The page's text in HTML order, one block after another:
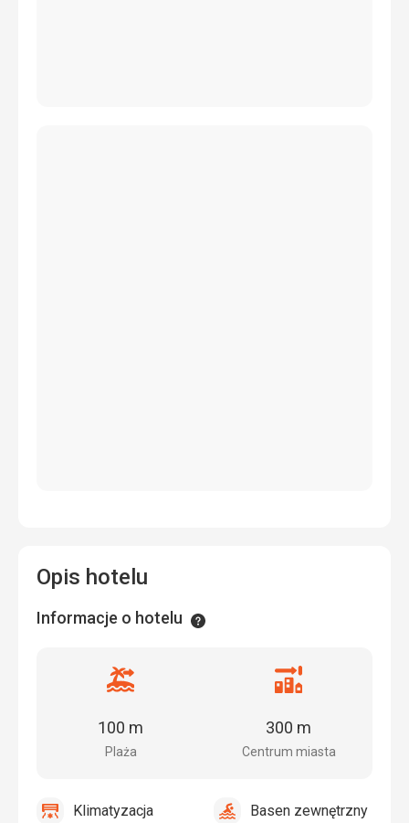
Opis hotelu
Informacje o hotelu Informacje
Odległość
plaży
Plaża
100 m
Odległość
centrum
Centrum miasta
300 m
Klimatyzacja
Klimatyzacja
BasenBasen zewnętrzny